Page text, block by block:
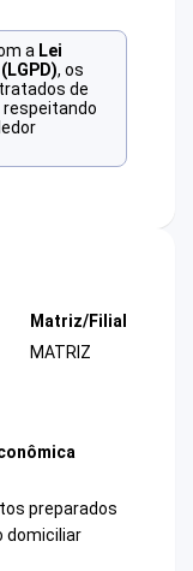
a Lei
, os
de
Matriz/Filial
MATRIZ
preparados
domiciliar